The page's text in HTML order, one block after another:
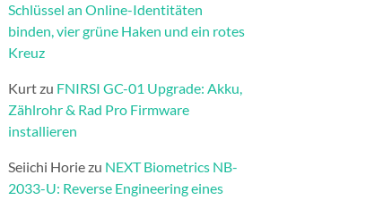
Schlüssel an Online-Identitäten
binden, vier grüne Haken und ein rotes
Kreuz
Kurtzu FNIRSI GC-01 Upgrade: Akku,
Zählrohr & Rad Pro Firmware
installieren​
Seiichi Horiezu NEXT Biometrics NB-
2033-U: Reverse Engineering eines